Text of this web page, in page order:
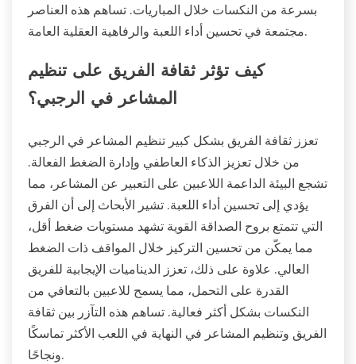
بسرعة من النكسات خلال المباريات. تساهم هذه العناصر
مجتمعة في تحسين أداء اللعبة والرفاهية العقلية العامة.
كيف تؤثر ثقافة الفريق على تنظيم
المشاعر في الرجبي؟
تعزز ثقافة الفريق بشكل كبير تنظيم المشاعر في الرجبي
من خلال تعزيز الذكاء العاطفي وإدارة الضغط الفعالة.
تشجع البيئة الداعمة اللاعبين على التعبير عن المشاعر، مما
يؤدي إلى تحسين أداء اللعبة. تشير الأبحاث إلى أن الفرق
التي تتمتع بروح الصداقة القوية تشهد مستويات ضغط أقل،
مما يمكّن من تحسين التركيز خلال المواقف ذات الضغط
العالي. علاوة على ذلك، تعزز الديناميات الإيجابية للفريق
القدرة على التحمل، مما يسمح للاعبين بالتعافي من
النكسات بشكل أكثر فعالية. تساهم هذه التآزر بين ثقافة
الفريق وتنظيم المشاعر في النهاية في اللعب الأكثر تماسكًا
ونجاحًا.